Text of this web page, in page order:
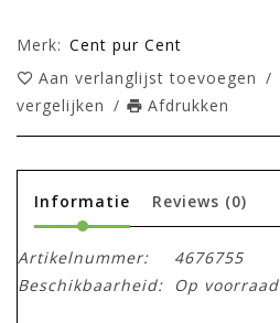
Merk: Cent pur Cent
Aan verlanglijst toevoegen /
vergelijken / Afdrukken
Informatie Reviews (0)
Artikelnummer:
4676755
Beschikbaarheid:
Op voorraad